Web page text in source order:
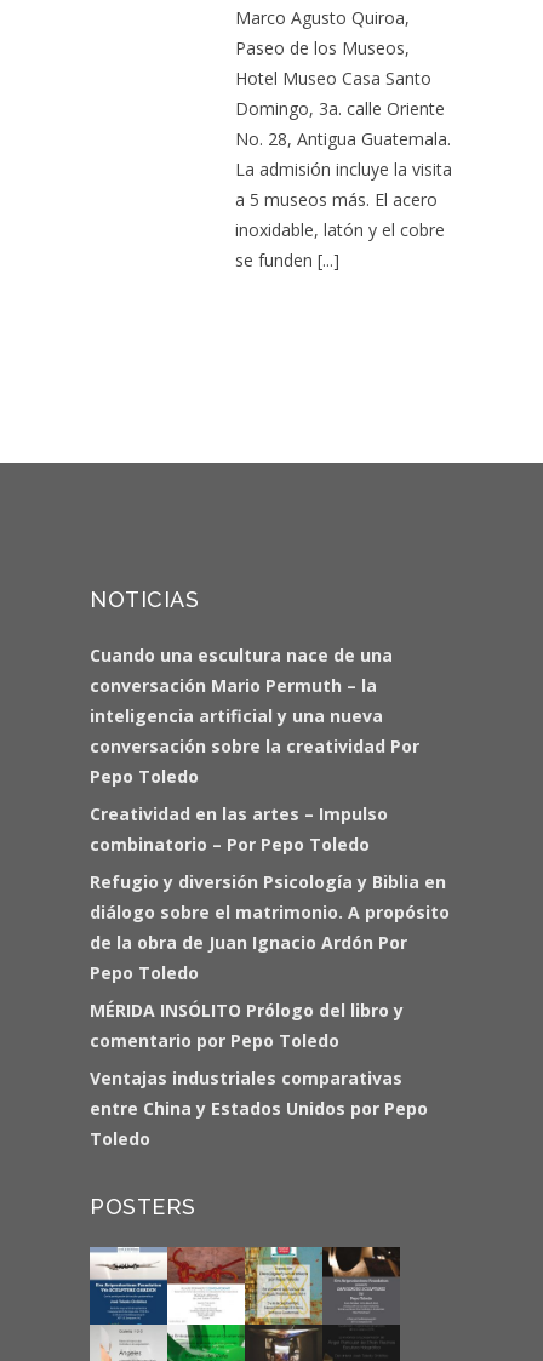
Marco Agusto Quiroa,
Paseo de los Museos,
Hotel Museo Casa Santo
Domingo, 3a. calle Oriente
No. 28, Antigua Guatemala.
La admisión incluye la visita
a 5 museos más. El acero
inoxidable, latón y el cobre
se funden [...]
NOTICIAS
Cuando una escultura nace de una
conversación Mario Permuth – la
inteligencia artificial y una nueva
conversación sobre la creatividad Por
Pepo Toledo
Creatividad en las artes – Impulso
combinatorio – Por Pepo Toledo
Refugio y diversión Psicología y Biblia en
diálogo sobre el matrimonio. A propósito
de la obra de Juan Ignacio Ardón Por
Pepo Toledo
MÉRIDA INSÓLITO Prólogo del libro y
comentario por Pepo Toledo
Ventajas industriales comparativas
entre China y Estados Unidos por Pepo
Toledo
POSTERS